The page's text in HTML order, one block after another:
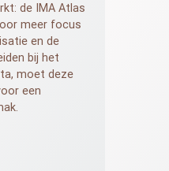
de IMA Atlas
meer focus
en de
bij het
moet deze
een